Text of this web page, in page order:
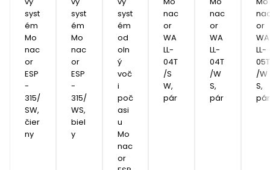
syst
ém
Mo
nac
or
ESP
-
315/
SW,
čier
ny
syst
ém
Mo
nac
or
ESP
-
315/
WS,
biel
y
syst
ém
od
oln
ý
voč
i
poč
asi
u
Mo
nac
or
nac
or
WA
LL-
04T
/S
W,
pár
nac
or
WA
LL-
04T
/W
S,
pár
or
WA
LL-
05T
/W
S,
pár